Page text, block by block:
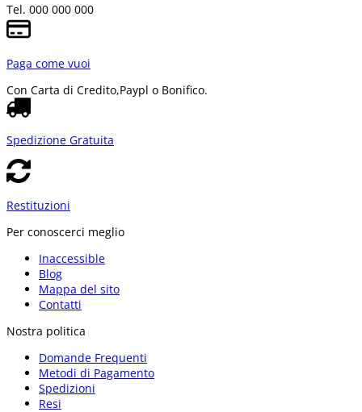
Tel. 000 000 000
Paga come vuoi
Con Carta di Credito,Paypl o Bonifico.
Spedizione Gratuita
Restituzioni
Per conoscerci meglio
Inaccessible
Blog
Mappa del sito
Contatti
Nostra politica
Domande Frequenti
Metodi di Pagamento
Spedizioni
Resi